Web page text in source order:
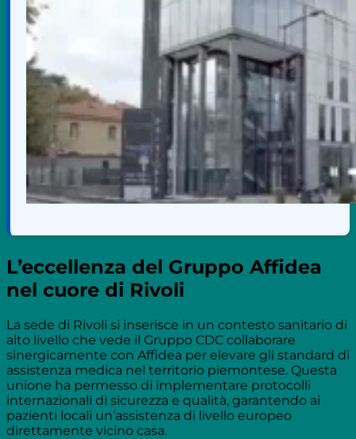
L’eccellenza del Gruppo Affidea
nel cuore di Rivoli
La sede di Rivoli si inserisce in un contesto sanitario di
alto livello che vede il Gruppo CDC collaborare
sinergicamente con Affidea per elevare gli standard di
assistenza medica nel territorio piemontese. Questa
unione ha permesso di implementare protocolli
internazionali di sicurezza e qualità, garantendo ai
pazienti locali un’assistenza di livello europeo
direttamente vicino casa.